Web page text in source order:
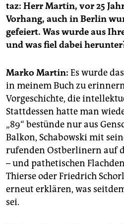
abo
genossenschaft
epaper login
taz: Herr Martin, vor 25
Vorhang, auch in Berlin
gefeiert. Was wurde aus
und was fiel dabei
Marko Martin: Es wurde
in meinem Buch zu
Vorgeschichte, die
Stattdessen hatte man
„89“ bestünde nur aus
Balkon, Schabowski mit
rufenden Ostberlinern auf
– und pathetischen
Thierse oder Friedrich
erneut erklären, was
sei.